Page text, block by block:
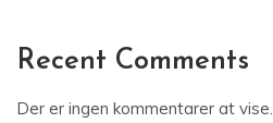
Recent Comments
Der er ingen kommentarer at vise.